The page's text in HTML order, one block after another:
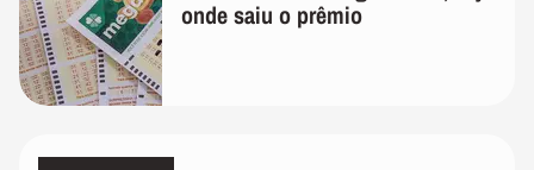
onde saiu o prêmio